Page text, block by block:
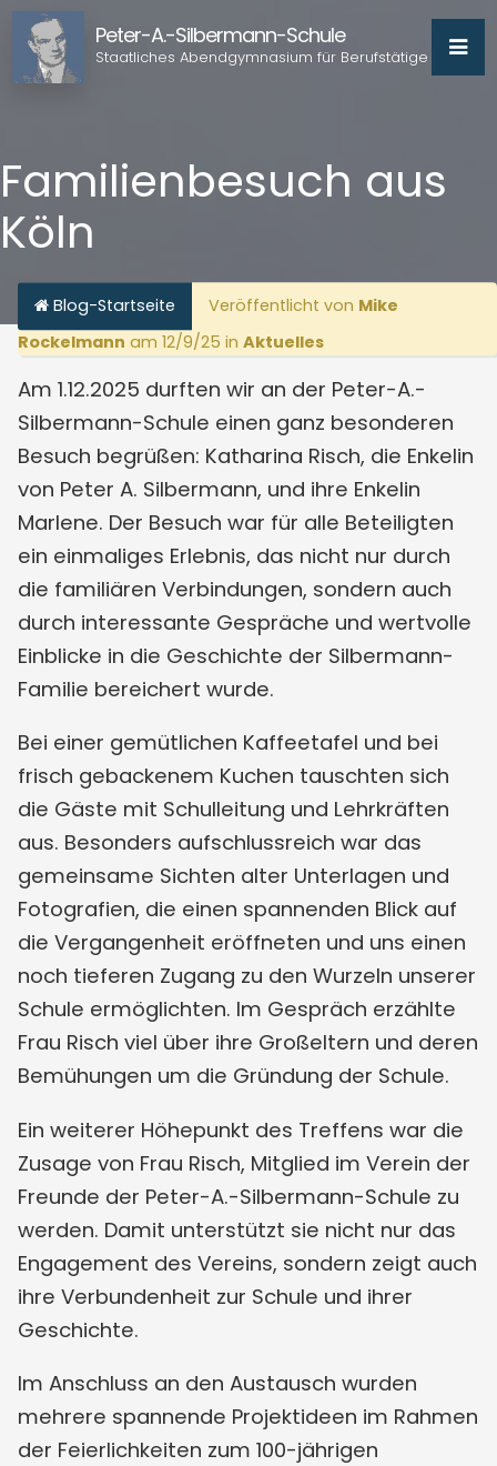
Peter-A.-Silbermann-Schule
Staatliches Abendgymnasium für Berufstätige
Familienbesuch aus
Köln
Blog-Startseite Veröffentlicht von Mike
Rockelmann am 12/9/25 in Aktuelles
Am 1.12.2025 durften wir an der Peter-A.-
Silbermann-Schule einen ganz besonderen
Besuch begrüßen: Katharina Risch, die Enkelin
von Peter A. Silbermann, und ihre Enkelin
Marlene. Der Besuch war für alle Beteiligten
ein einmaliges Erlebnis, das nicht nur durch
die familiären Verbindungen, sondern auch
durch interessante Gespräche und wertvolle
Einblicke in die Geschichte der Silbermann-
Familie bereichert wurde.
Bei einer gemütlichen Kaffeetafel und bei
frisch gebackenem Kuchen tauschten sich
die Gäste mit Schulleitung und Lehrkräften
aus. Besonders aufschlussreich war das
gemeinsame Sichten alter Unterlagen und
Fotografien, die einen spannenden Blick auf
die Vergangenheit eröffneten und uns einen
noch tieferen Zugang zu den Wurzeln unserer
Schule ermöglichten. Im Gespräch erzählte
Frau Risch viel über ihre Großeltern und deren
Bemühungen um die Gründung der Schule.
Ein weiterer Höhepunkt des Treffens war die
Zusage von Frau Risch, Mitglied im Verein der
Freunde der Peter-A.-Silbermann-Schule zu
werden. Damit unterstützt sie nicht nur das
Engagement des Vereins, sondern zeigt auch
ihre Verbundenheit zur Schule und ihrer
Geschichte.
Im Anschluss an den Austausch wurden
mehrere spannende Projektideen im Rahmen
der Feierlichkeiten zum 100-jährigen